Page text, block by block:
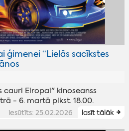
ģimenei “Lielās sacīkstes
cauri Eiropai" kinoseanss
- 6. martā plkst. 18.00.
iesūtīts: 25.02.2026 lasīt tālāk